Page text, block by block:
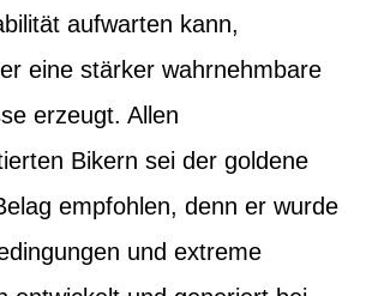
aufwarten kann,
eine stärker wahrnehmbare
erzeugt. Allen
Bikern sei der goldene
empfohlen, denn er wurde
und extreme